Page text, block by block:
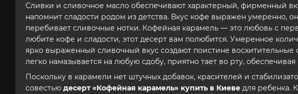
Сливки и сливочное масло обеспечивают характерный, фирменный
напомнит сладости родом из детства. Вкус кофе выражен умеренно,
перебивает сливочные нотки. Кофейная карамель — это любовь с
любите кофе и сладости, этот десерт вам полюбится. Умеренное
ярко выраженный сливочный вкус создают поистине
легко намазывается на любую сдобу, приятно тает во рту,
Поскольку в карамели нет штучных добавок, красителей и
совестью десерт «Кофейная карамель» купить в Киеве для ребенка.